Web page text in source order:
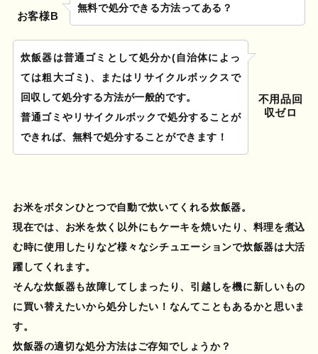
お客様B
無料で処分できる方法ってある？
不用品回
収ゼロ
炊飯器は普通ゴミとして処分か(自治体によっ
ては粗大ゴミ)、またはリサイクルボックスで
回収して処分する方法が一般的です。
普通ゴミやリサイクルボックで処分することが
できれば、無料で処分することができます！
お米をボタンひとつで自動で炊いてくれる炊飯器。
現在では、お米を炊く以外にもケーキを焼いたり、料理を煮込
む時に使用したりなど様々なシチュエーションで炊飯器は大活
躍してくれます。
そんな炊飯器も故障してしまったり、引越しを機に新しいもの
に買い替えたいから処分したい！なんてこともあるかと思いま
す。
炊飯器の適切な処分方法はご存知でしょうか？